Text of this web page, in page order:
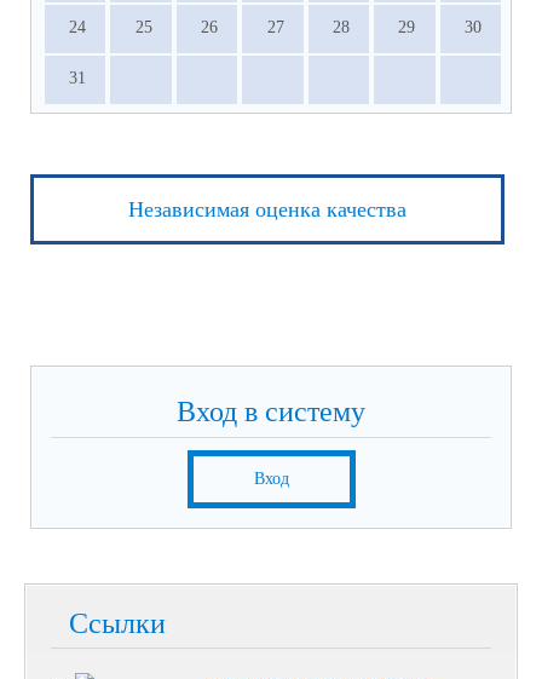
24 25 26 27 28 29 30
31
Независимая оценка качества
Вход в систему
Вход
Ссылки